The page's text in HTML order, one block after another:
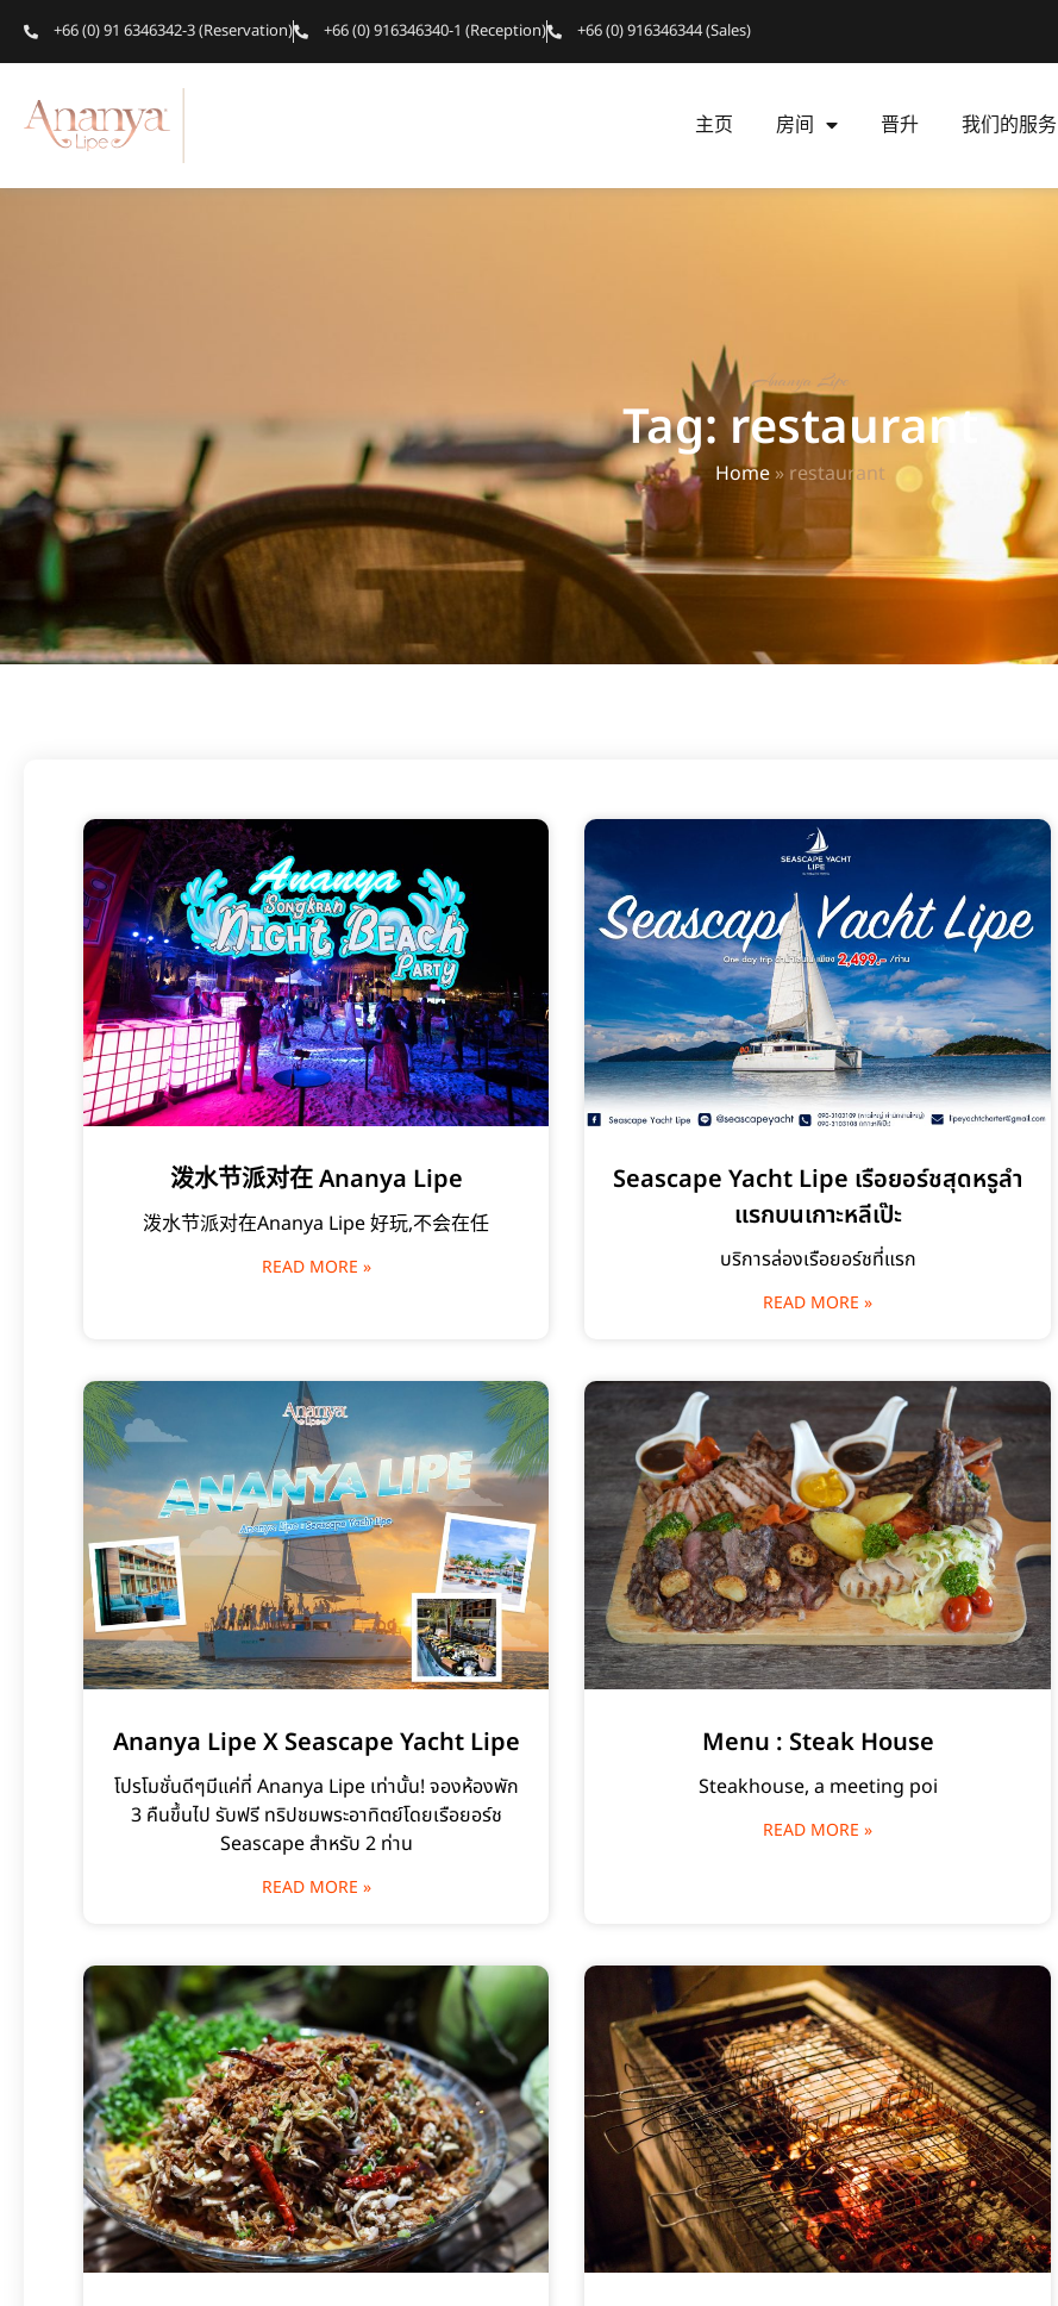
+66 (0) 91 6346342-3 (Reservation) +66 (0) 916346340-1 (Reception) +66 (0) 916346344 (Sales)
主页 房间 晋升 我们的服务
Ananya Lipe
Tag: restaurant
Home» restaurant
泼水节派对在 Ananya Lipe
泼水节派对在Ananya Lipe 好玩,不会在任
READ MORE »
Seascape Yacht Lipe เรือยอร์ชสุดหรูลำ
แรกบนเกาะหลีเป๊ะ
บริการล่องเรือยอร์ชที่แรก
READ MORE »
Ananya Lipe X Seascape Yacht Lipe
โปรโมชั่นดีๆมีแค่ที่ Ananya Lipe เท่านั้น! จองห้องพัก
3 คืนขึ้นไป รับฟรี ทริปชมพระอาทิตย์โดยเรือยอร์ช
Seascape สำหรับ 2 ท่าน
READ MORE »
Menu : Steak House
Steakhouse, a meeting poi
READ MORE »